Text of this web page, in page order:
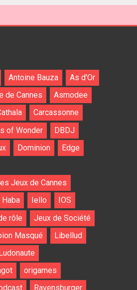
Antoine Bauza
As d'Or
de Cannes
Asmodee
Carcassonne
of Wonder
DBDJ
Dominion
Edge
Jeux de Cannes
Haba Iello
IOS
rôle
Jeux de Société
Masqué
Libellud
origames
Ravensburger